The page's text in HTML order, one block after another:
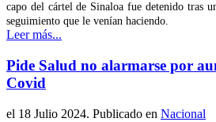
capo del cártel de Sinaloa fue detenido tras
seguimiento que le venían haciendo.
Leer más...
Pide Salud no alarmarse por
Covid
el 18 Julio 2024. Publicado en Nacional